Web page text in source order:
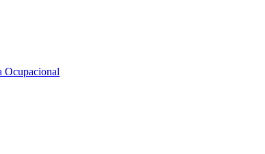
Ocupacional